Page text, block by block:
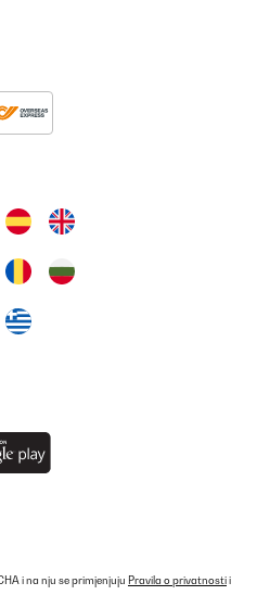
i na nju se primjenjuju Pravila o privatnostii